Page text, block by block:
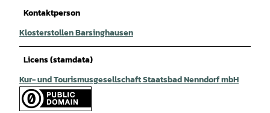
Kontaktperson
Klosterstollen Barsinghausen
Licens (stamdata)
Kur- und Tourismusgesellschaft Staatsbad Nenndorf mbH